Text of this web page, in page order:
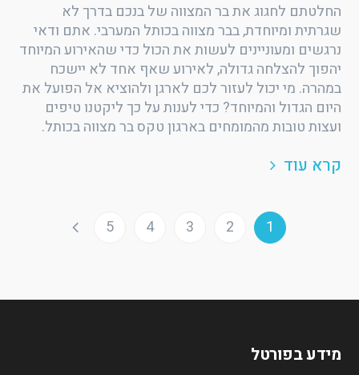
החלטתם לחגוג את בר המצווה של בנכם בדרך לא
שגרתית ומיוחדת, בבר מצווה בכותל המערבי. אתם ודאי
נרגשים ומעוניינים לעשות את הכול כדי שהאירוע המיוחד
יהפוך להצלחה גדולה, לאירוע שאף אחד לא יישכח
במהרה. מי יכול לעזור לכם לארגן ולהוציא אל הפועל את
היום הגדול והמיוחד? כדי לענות על כך ליקטנו טיפים
ועצות טובות מהמומחים בארגון טקס בר מצווה בכותל.
קרא עוד
1
2
3
4
5
מידע בפורטל